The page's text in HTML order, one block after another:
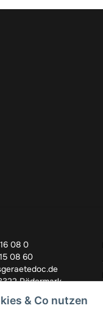
08 0
08 60
Rödermark
& Co nutzen